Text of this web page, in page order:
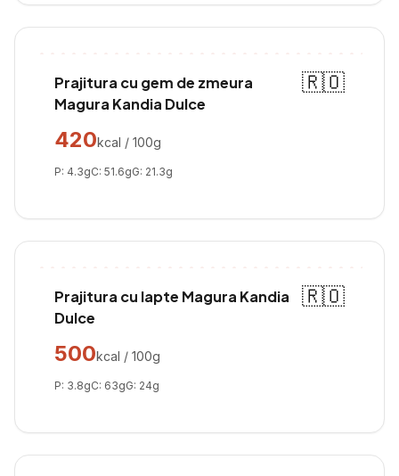
Prajitura cu gem de zmeura
Magura Kandia Dulce
🇷🇴
420kcal / 100g
P: 4.3gC: 51.6gG: 21.3g
Prajitura cu lapte Magura Kandia
Dulce
🇷🇴
500kcal / 100g
P: 3.8gC: 63gG: 24g